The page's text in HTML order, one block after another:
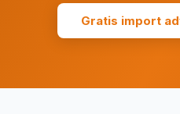
Gratis import